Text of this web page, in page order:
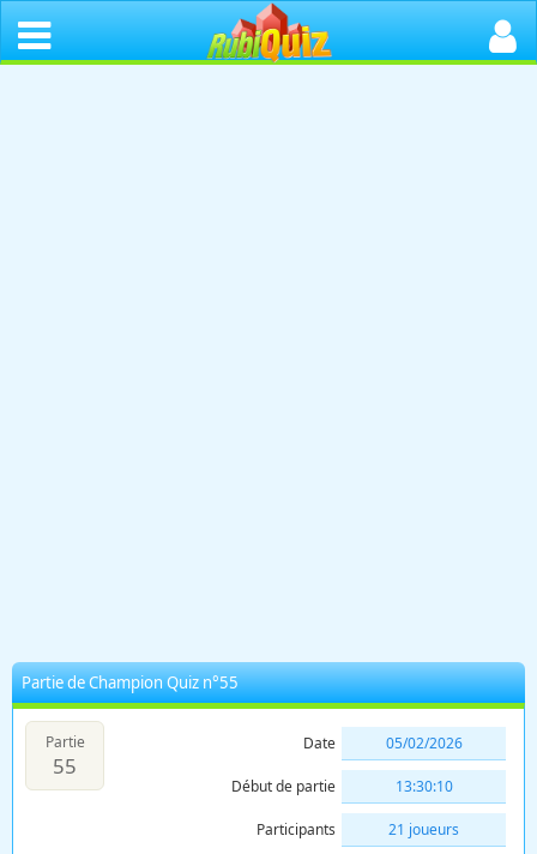
Partie de Champion Quiz n°55
Partie
55
Date 05/02/2026
Début de partie 13:30:10
Participants 21 joueurs